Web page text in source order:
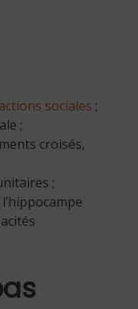
sociales ;
;
croisés,
;